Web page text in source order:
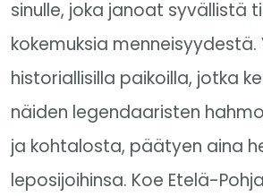
sinulle, joka janoat syvällistä
kokemuksia
historiallisilla paikoilla, jotka
näiden legendaaristen
ja kohtalosta, päätyen aina
leposijoihinsa. Koe Etelä-